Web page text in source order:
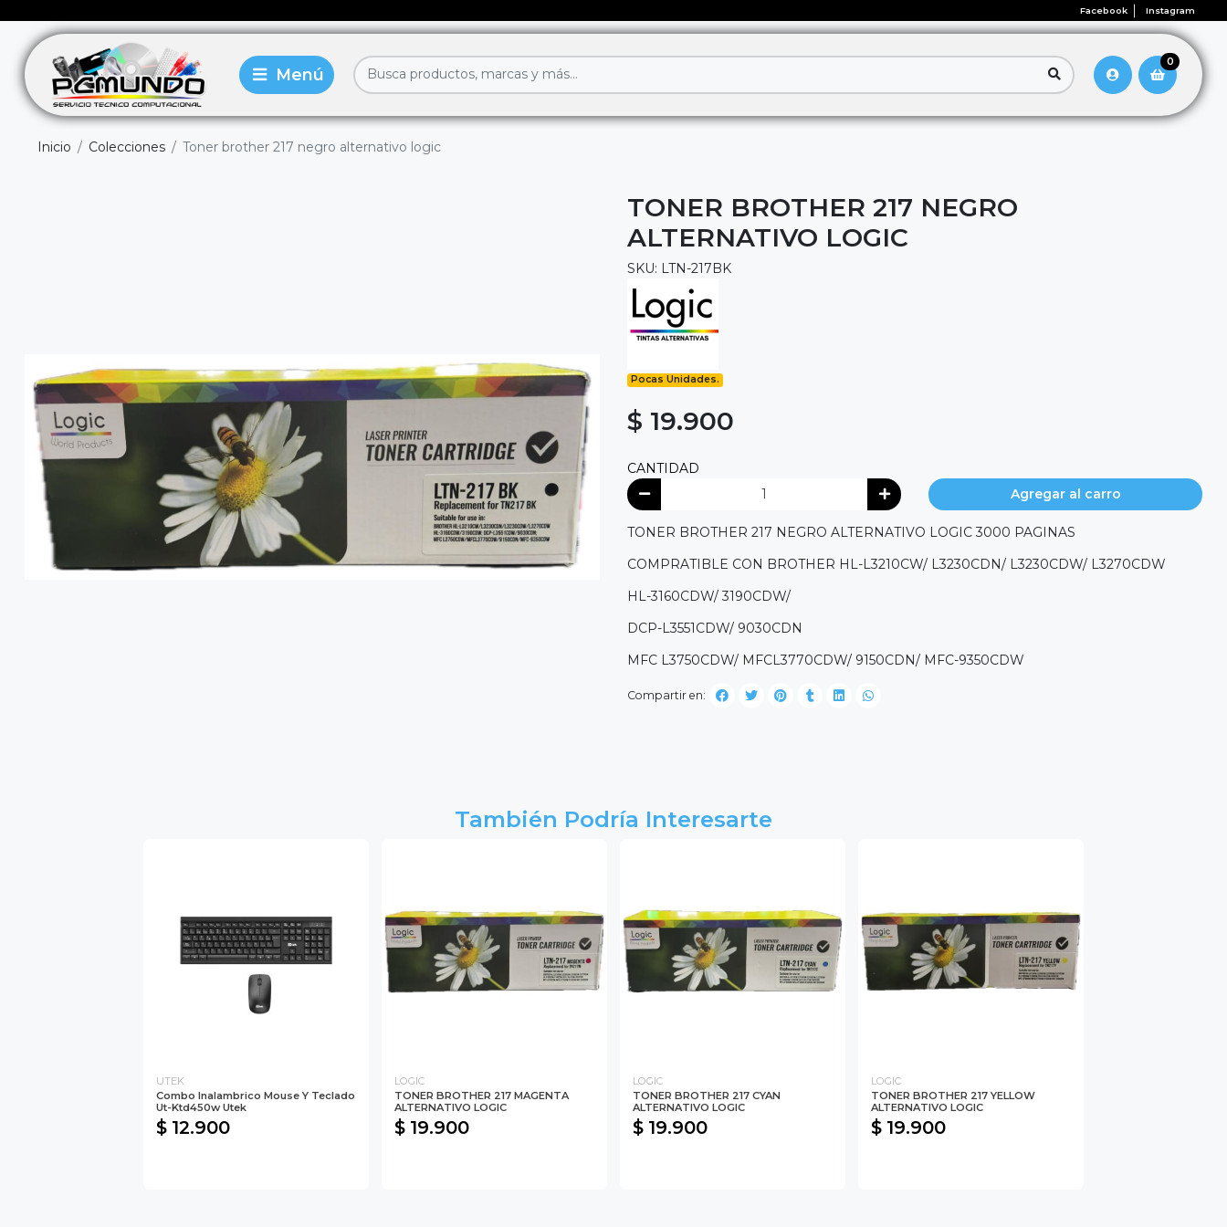
Facebook Instagram
0
Inicio Colecciones Toner brother 217 negro alternativo logic
TONER BROTHER 217 NEGRO
ALTERNATIVO LOGIC
SKU: LTN-217BK
Pocas Unidades.
$ 19.900
CANTIDAD
Agregar al carro
TONER BROTHER 217 NEGRO ALTERNATIVO LOGIC 3000 PAGINAS
COMPRATIBLE CON BROTHER HL-L3210CW/ L3230CDN/ L3230CDW/ L3270CDW
HL-3160CDW/ 3190CDW/
DCP-L3551CDW/ 9030CDN
MFC L3750CDW/ MFCL3770CDW/ 9150CDN/ MFC-9350CDW
Compartir en:
También Podría Interesarte
UTEK
Combo Inalambrico Mouse Y Teclado
Ut-Ktd450w Utek
$ 12.900
LOGIC
TONER BROTHER 217 MAGENTA
ALTERNATIVO LOGIC
$ 19.900
LOGIC
TONER BROTHER 217 CYAN
ALTERNATIVO LOGIC
$ 19.900
LOGIC
TONER BROTHER 217 YELLOW
ALTERNATIVO LOGIC
$ 19.900